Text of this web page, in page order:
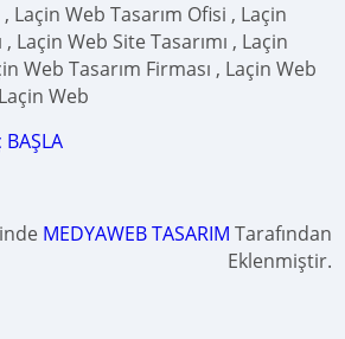
, Laçin Web Tasarım Ofisi , Laçin
Laçin Web Site Tasarımı , Laçin
Web Tasarım Firması , Laçin Web
Web
MEDYAWEB TASARIM Tarafından
Eklenmiştir.